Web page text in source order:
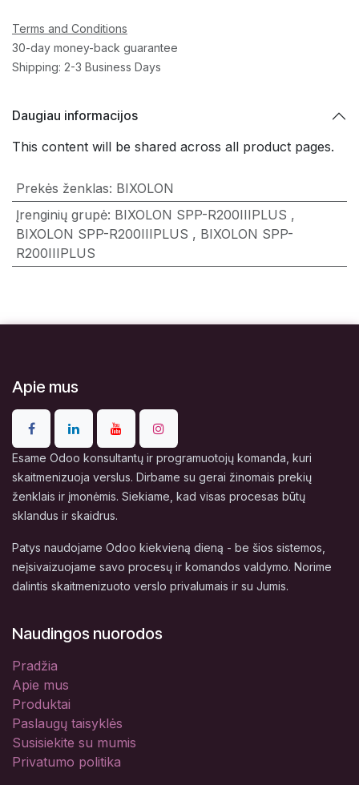
Terms and Conditions
30-day money-back guarantee
Shipping: 2-3 Business Days
Daugiau informacijos
This content will be shared across all product pages.
Prekės ženklas: BIXOLON
Įrenginių grupė: BIXOLON SPP-R200IIIPLUS ,
BIXOLON SPP-R200IIIPLUS , BIXOLON SPP-
R200IIIPLUS
Apie mus
Esame Odoo konsultantų ir programuotojų komanda, kuri
skaitmenizuoja verslus. Dirbame su gerai žinomais prekių
ženklais ir įmonėmis. Siekiame, kad visas procesas būtų
sklandus ir skaidrus.
Patys naudojame Odoo kiekvieną dieną - be šios sistemos,
neįsivaizuojame savo procesų ir komandos valdymo. Norime
dalintis skaitmenizuoto verslo privalumais ir su Jumis.
Naudingos nuorodos
Pradžia
Apie mus
Produktai
Paslaugų taisyklės
Susisiekite su mumis
Privatumo politika